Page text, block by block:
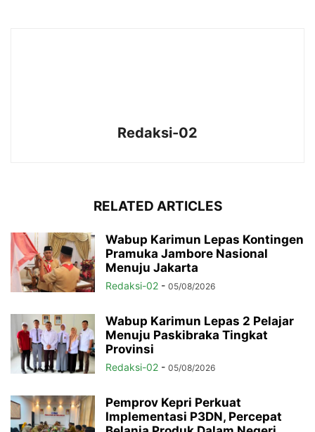
Redaksi-02
RELATED ARTICLES
Wabup Karimun Lepas Kontingen
Pramuka Jambore Nasional
Menuju Jakarta
Redaksi-02 - 05/08/2026
Wabup Karimun Lepas 2 Pelajar
Menuju Paskibraka Tingkat
Provinsi
Redaksi-02 - 05/08/2026
Pemprov Kepri Perkuat
Implementasi P3DN, Percepat